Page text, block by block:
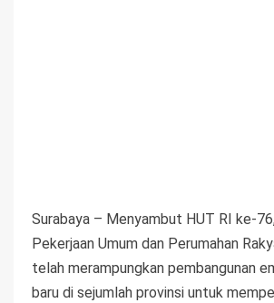
Surabaya – Menyambut HUT RI ke-
Pekerjaan Umum dan Perumahan
telah merampungkan pembangunan
baru di sejumlah provinsi untuk